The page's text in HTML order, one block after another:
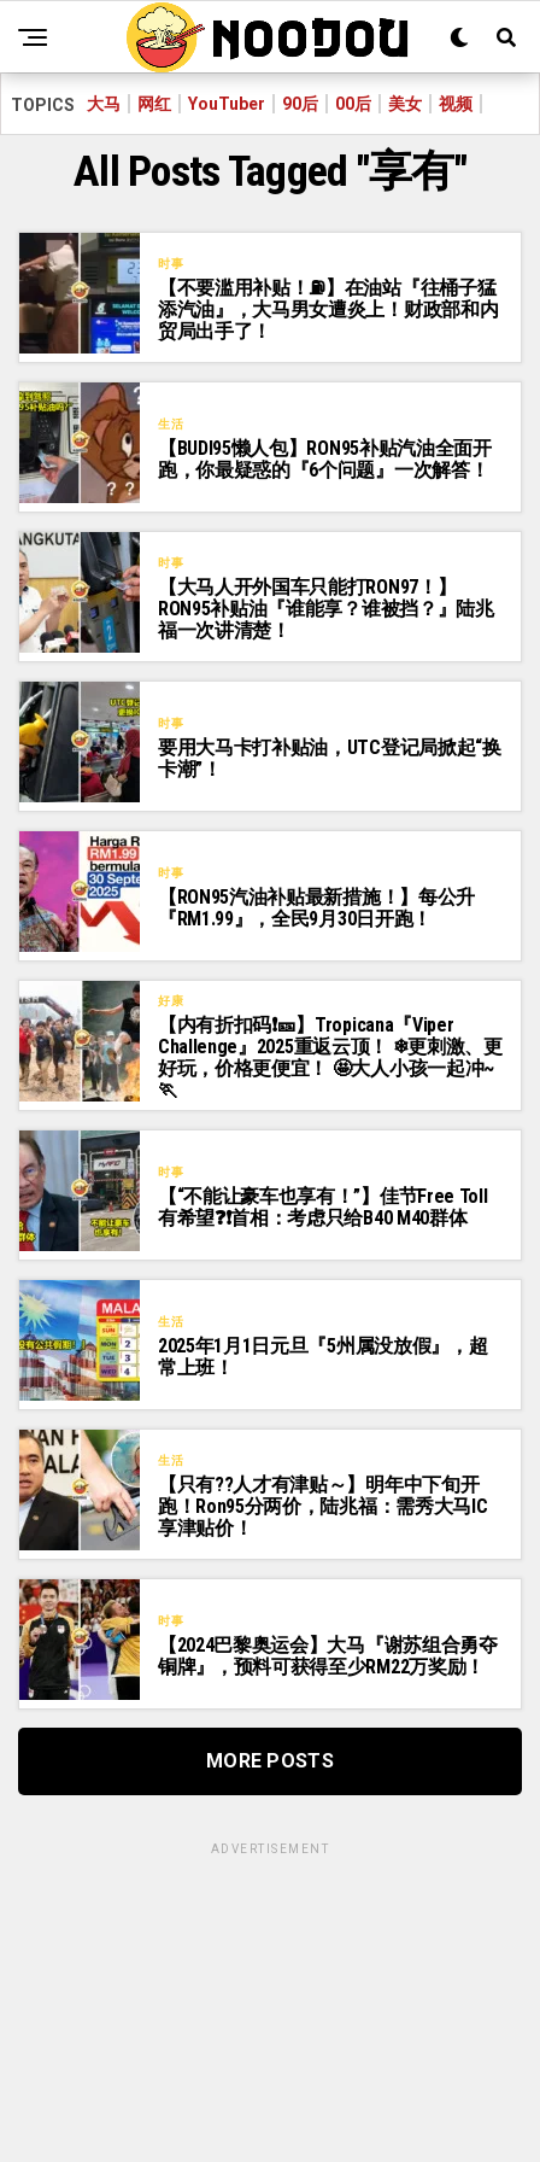
TOPICS 大马 网红 YouTuber 90后 00后 美女 视频
All Posts Tagged "享有"
时事
【不要滥用补贴！⛽】在油站『往桶子猛
添汽油』，大马男女遭炎上！财政部和内
贸局出手了！
生活
【BUDI95懒人包】RON95补贴汽油全面开
跑，你最疑惑的『6个问题』一次解答！
时事
【大马人开外国车只能打RON97！】
RON95补贴油『谁能享？谁被挡？』陆兆
福一次讲清楚！
时事
要用大马卡打补贴油，UTC登记局掀起“换
卡潮”！
时事
【RON95汽油补贴最新措施！】每公升
『RM1.99』，全民9月30日开跑！
好康
【内有折扣码❗🎫】Tropicana『Viper
Challenge』2025重返云顶！ ❄更刺激、更
好玩，价格更便宜！ 🤩大人小孩一起冲~
🏃‍
时事
【“不能让豪车也享有！”】佳节Free Toll
有希望❓❗首相：考虑只给B40 M40群体
生活
2025年1月1日元旦『5州属没放假』，超
常上班！
生活
【只有??人才有津贴～】明年中下旬开
跑！Ron95分两价，陆兆福：需秀大马IC
享津贴价！
时事
【2024巴黎奥运会】大马『谢苏组合勇夺
铜牌』，预料可获得至少RM22万奖励！
MORE POSTS
ADVERTISEMENT